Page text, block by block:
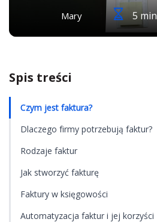
Mary 5 min
Spis treści
Czym jest faktura?
Dlaczego firmy potrzebują faktur?
Rodzaje faktur
Jak stworzyć fakturę
Faktury w księgowości
Automatyzacja faktur i jej korzyści